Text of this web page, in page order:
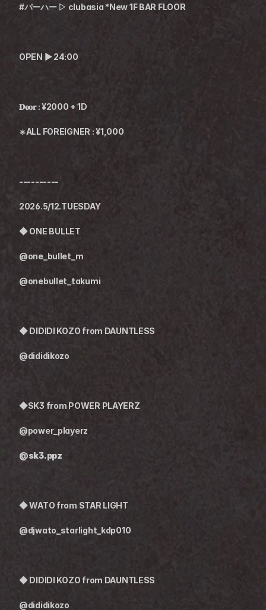
#パーハー ▷ clubasia *New 1F BAR FLOOR
OPEN ▶︎ 24:00
𝐃𝐨𝐨𝐫 : ¥2000 + 1D
※ALL FOREIGNER : ¥1,000
----------
2026.5/12.TUESDAY
◆ONE BULLET
@one_bullet_m
@onebullet_takumi
◆ DIDIDI KOZO from DAUNTLESS
@dididikozo
◆SK3 from POWER PLAYERZ
@power_playerz
@sk3.ppz
◆ WATO from STAR LIGHT
@djwato_starlight_kdp010
◆ DIDIDI KOZO from DAUNTLESS
@dididikozo